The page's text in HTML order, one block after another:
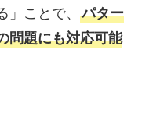
」ことで、 パター
問題にも対応可能